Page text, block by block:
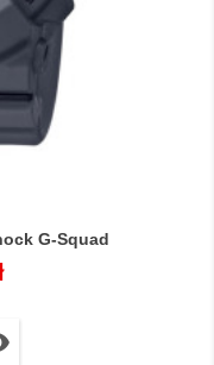
G-Squad